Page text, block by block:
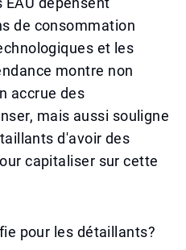
de consommation
et les
montre non
accrue des
mais aussi souligne
d'avoir des
capitaliser sur cette
pour les détaillants?